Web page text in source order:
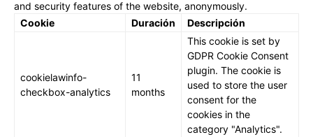
and security features of the website, anonymously.
Cookie
Duración Descripción
cookielawinfo-
checkbox-analytics
11
months
This cookie is set by
GDPR Cookie Consent
plugin. The cookie is
used to store the user
consent for the
cookies in the
category "Analytics".